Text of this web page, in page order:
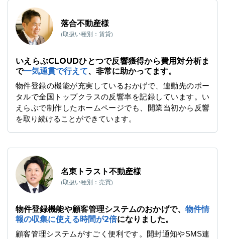
落合不動産様
(取扱い種別：賃貸)
いえらぶCLOUDひとつで反響獲得から費用対分析ま
で一気通貫で行えて、非常に助かってます。
物件登録の機能が充実しているおかげで、連動先のポー
タルで全国トップクラスの反響率を記録しています。い
えらぶで制作したホームページでも、開業当初から反響
を取り続けることができています。
名東トラスト不動産様
(取扱い種別：売買)
物件登録機能や顧客管理システムのおかげで、 物件情
報の収集に使える時間が2倍になりました。
顧客管理システムがすごく便利です。開封通知やSMS連